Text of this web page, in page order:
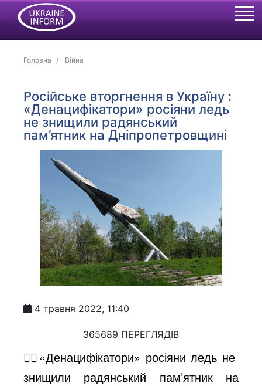
Головна Війна
Російське вторгнення в Україну :
«Денацифікатори» росіяни ледь
не знищили радянський
пам’ятник на Дніпропетровщині
4 травня 2022, 11:40
365689 ПЕРЕГЛЯДІВ
🤦‍♂️«Денацифікатори» росіяни ледь не
знищили радянський пам’ятник на